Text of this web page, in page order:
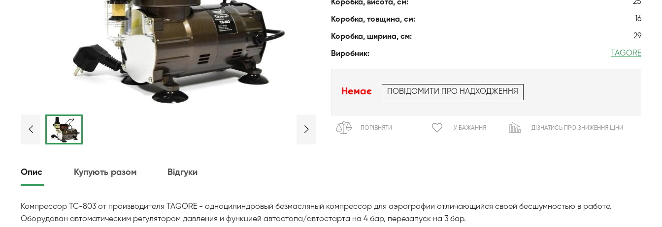
Коробка, висота, см: 25
Коробка, товщина, см: 16
Коробка, ширина, см: 29
Виробник: TAGORE
Немає ПОВІДОМИТИ ПРО НАДХОДЖЕННЯ
ПОРІВНЯТИ У БАЖАННЯ ДІЗНАТИСЬ ПРО ЗНИЖЕННЯ ЦІНИ
Опис Купують разом Відгуки
Компрессор TC-803 от производителя TAGORE - одноцилиндровый безмасляный компрессор для аэрографии отличающийся своей бесшумностью в работе.
Оборудован автоматическим регулятором давления и функцией автостопа/автостарта на 4 бар, перезапуск на 3 бар.